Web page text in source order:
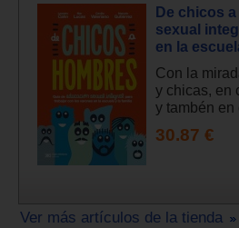
De chicos
sexual
en la
Con la
y chicas, en
y tambén en
30.87 €
Ver más artículos de la tienda